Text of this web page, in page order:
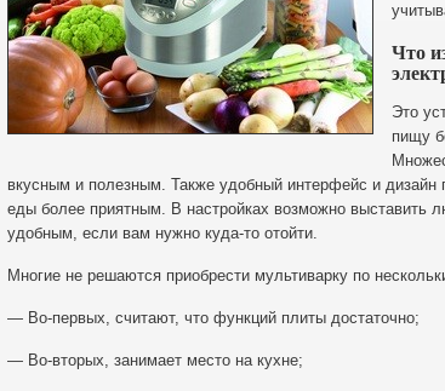
Что
Это
пищу
вкусным и полезным. Также удобный интерфейс и дизайн
еды более приятным. В настройках возможно выставить
удобным, если вам нужно куда-то отойти.
Многие не решаются приобрести мультиварку по
— Во-первых, считают, что функций плиты достаточно;
— Во-вторых, занимает место на кухне;